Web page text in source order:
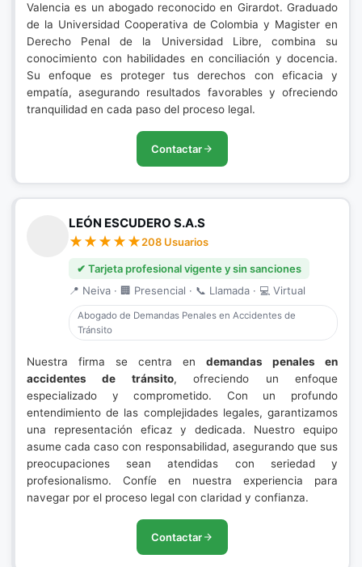
Valencia es un abogado reconocido en Girardot. Graduado
de la Universidad Cooperativa de Colombia y Magister en
Derecho Penal de la Universidad Libre, combina su
conocimiento con habilidades en conciliación y docencia.
Su enfoque es proteger tus derechos con eficacia y
empatía, asegurando resultados favorables y ofreciendo
tranquilidad en cada paso del proceso legal.
Contactar
LEÓN ESCUDERO S.A.S
208 Usuarios
✔ Tarjeta profesional vigente y sin sanciones
📍 Neiva · 🏢 Presencial · 📞 Llamada · 💻 Virtual
Abogado de Demandas Penales en Accidentes de
Tránsito
Nuestra firma se centra en demandas penales en
accidentes de tránsito, ofreciendo un enfoque
especializado y comprometido. Con un profundo
entendimiento de las complejidades legales, garantizamos
una representación eficaz y dedicada. Nuestro equipo
asume cada caso con responsabilidad, asegurando que sus
preocupaciones sean atendidas con seriedad y
profesionalismo. Confíe en nuestra experiencia para
navegar por el proceso legal con claridad y confianza.
Contactar